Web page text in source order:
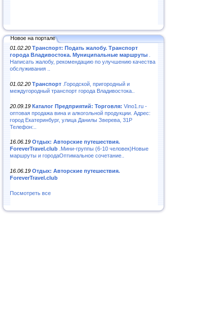
Новое на портале
01.02.20 Транспорт: Подать жалобу. Транспорт
города Владивостока. Муниципальные маршруты
Написать жалобу, рекомендацию по улучшению качества
обслуживания ..
01.02.20 Транспорт .Городской, пригородный и
междугородный транспорт города Владивостока..
20.09.19 Каталог Предприятий: Торговля: Vino1.ru -
оптовая продажа вина и алкогольной продукции. Адрес:
город Екатеринбург, улица Данилы Зверева, 31Р
Телефон:..
16.06.19 Отдых: Авторские путешествия.
ForeverTravel.club .Мини-группы (6-10 человек)Новые
маршруты и городаОптимальное сочетание..
16.06.19 Отдых: Авторские путешествия.
ForeverTravel.club
Посмотреть все